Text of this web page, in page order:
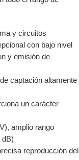
y circuitos
con bajo nivel
y emisión de
captación altamente
un carácter
amplio rango
dB)
reproducción del